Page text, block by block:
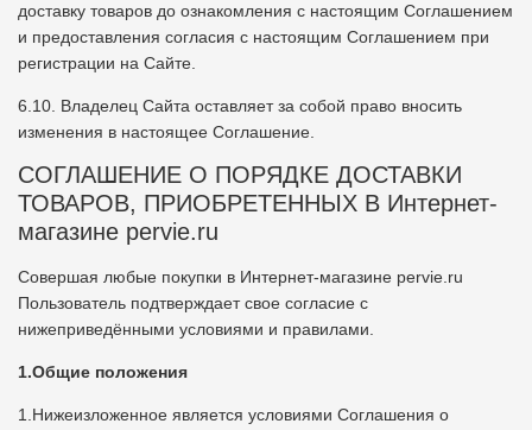
доставку товаров до ознакомления с настоящим Соглашением
и предоставления согласия с настоящим Соглашением при
регистрации на Сайте.
6.10. Владелец Сайта оставляет за собой право вносить
изменения в настоящее Соглашение.
СОГЛАШЕНИЕ О ПОРЯДКЕ ДОСТАВКИ
ТОВАРОВ, ПРИОБРЕТЕННЫХ В Интернет-
магазине pervie.ru
Совершая любые покупки в Интернет-магазине pervie.ru
Пользователь подтверждает свое согласие с
нижеприведёнными условиями и правилами.
1.Общие положения
1.Нижеизложенное является условиями Соглашения о